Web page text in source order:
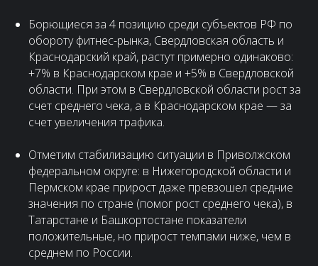
Борющиеся за 4 позицию среди субъектов РФ по
обороту фитнес-рынка, Свердловская область и
Краснодарский край, растут примерно одинаково:
+7% в Краснодарском крае и +5% в Свердловской
области. При этом в Свердловской области рост за
счет среднего чека, а в Краснодарском крае — за
счет увеличения трафика.
Отметим стабилизацию ситуации в Приволжском
федеральном округе: в Нижегородской области и
Пермском крае прирост даже превзошел средние
значения по стране (помог рост среднего чека), в
Татарстане и Башкортостане показатели
положительные, но прирост темпами ниже, чем в
среднем по России.